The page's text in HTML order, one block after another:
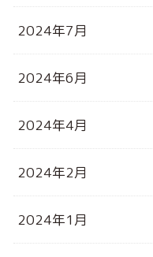
2024年7月
2024年6月
2024年4月
2024年2月
2024年1月